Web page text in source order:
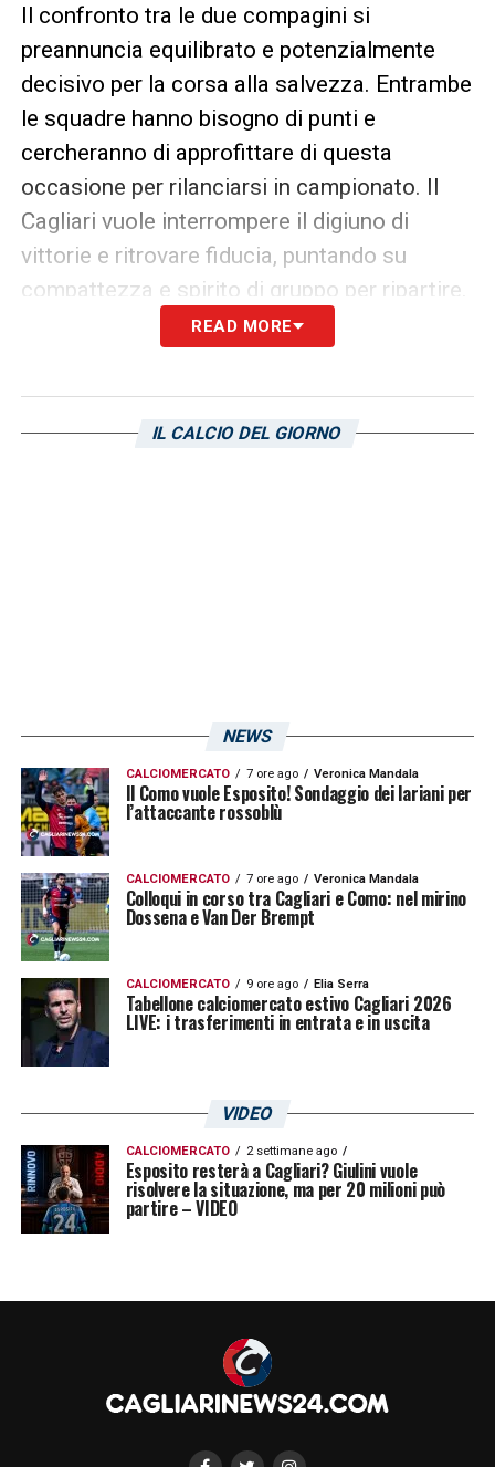
Il confronto tra le due compagini si
preannuncia equilibrato e potenzialmente
decisivo per la corsa alla salvezza. Entrambe
le squadre hanno bisogno di punti e
cercheranno di approfittare di questa
occasione per rilanciarsi in campionato. Il
Cagliari vuole interrompere il digiuno di
vittorie e ritrovare fiducia, puntando su
compattezza e spirito di gruppo per ripartire.
IL CALENDARIO DELLA SERIE A 2025/26
READ MORE
IL CALCIO DEL GIORNO
NEWS
CALCIOMERCATO 7 ore ago Veronica Mandala
Il Como vuole Esposito! Sondaggio dei lariani per
l’attaccante rossoblù
CALCIOMERCATO 7 ore ago Veronica Mandala
Colloqui in corso tra Cagliari e Como: nel mirino
Dossena e Van Der Brempt
CALCIOMERCATO 9 ore ago Elia Serra
Tabellone calciomercato estivo Cagliari 2026
LIVE: i trasferimenti in entrata e in uscita
VIDEO
CALCIOMERCATO 2 settimane ago
Esposito resterà a Cagliari? Giulini vuole
risolvere la situazione, ma per 20 milioni può
partire – VIDEO